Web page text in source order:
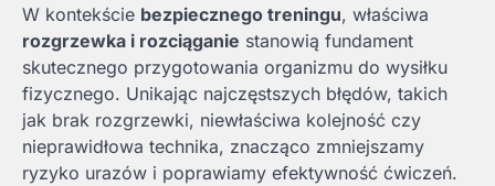
W kontekście bezpiecznego treningu, właściwa
rozgrzewka i rozciąganie stanowią fundament
skutecznego przygotowania organizmu do wysiłku
fizycznego. Unikając najczęstszych błędów, takich
jak brak rozgrzewki, niewłaściwa kolejność czy
nieprawidłowa technika, znacząco zmniejszamy
ryzyko urazów i poprawiamy efektywność ćwiczeń.